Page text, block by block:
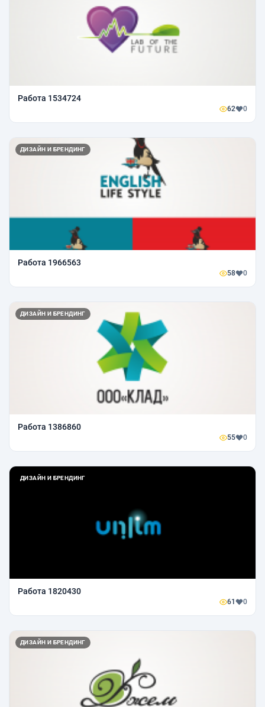
Работа 1534724
62 0
ДИЗАЙН И БРЕНДИНГ
Работа 1966563
58 0
ДИЗАЙН И БРЕНДИНГ
Работа 1386860
55 0
ДИЗАЙН И БРЕНДИНГ
Работа 1820430
61 0
ДИЗАЙН И БРЕНДИНГ